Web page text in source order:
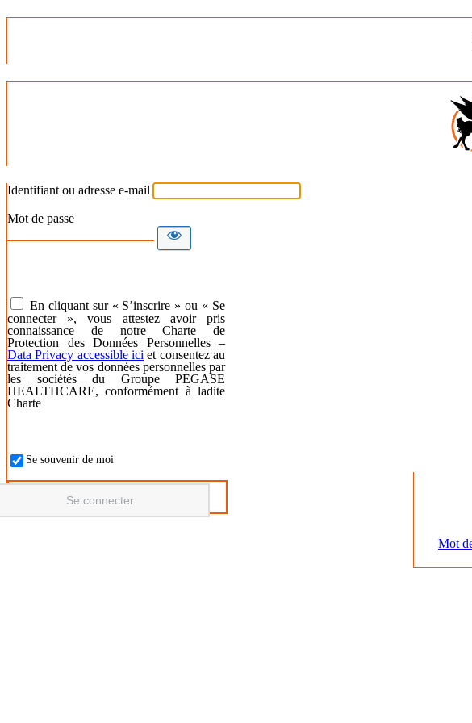
Identifiant ou adresse e-mail
Mot de passe
En cliquant sur « S’inscrire » ou « Se
connecter », vous attestez avoir pris
connaissance de notre Charte de
Protection des Données Personnelles –
Data Privacy accessible ici et consentez au
traitement de vos données personnelles par
les sociétés du Groupe PEGASE
HEALTHCARE, conformément à ladite
Charte
Se souvenir de moi
Mot